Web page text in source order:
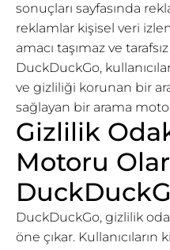
sonuçları sayfasında
reklamlar kişisel veri
amacı taşımaz ve
DuckDuckGo,
ve gizliliği korunan bir
sağlayan bir arama
Gizlilik
Motoru
DuckDuckGo, gizlilik
öne çıkar.